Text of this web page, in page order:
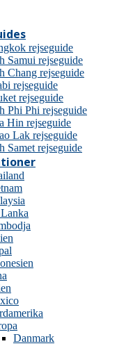
rejseguide
Samui rejseguide
Chang rejseguide
rejseguide
rejseguide
Phi Phi rejseguide
Hin rejseguide
Lak rejseguide
Samet rejseguide
Danmark